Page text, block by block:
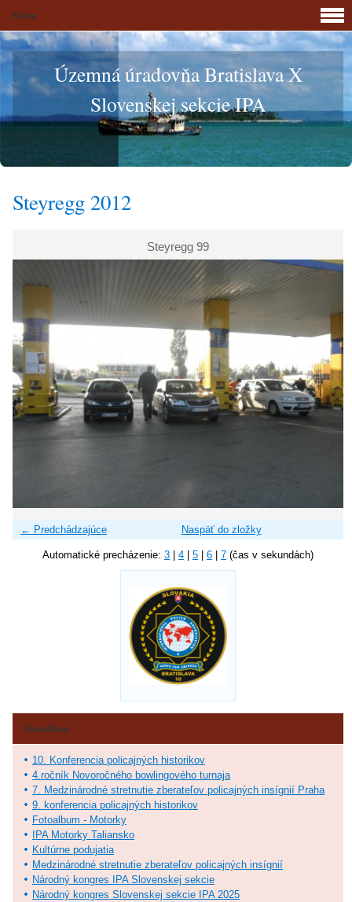
Územná úradovňa Bratislava X
Slovenskej sekcie IPA
Steyregg 2012
Steyregg 99
← Predchádzajúce Naspäť do zložky
Automatické precházenie: 3 4 5 6 7 (čas v sekundách)
Menu
Fotoalbum
10. Konferencia policajných historikov
4.ročník Novoročného bowlingového turnaja
7. Medzinárodné stretnutie zberateľov policajných insígnií Praha
9. konferencia policajných historikov
Fotoalbum - Motorky
IPA Motorky Taliansko
Kultúrne podujatia
Medzinárodné stretnutie zberateľov policajných insígnií
Národný kongres IPA Slovenskej sekcie
Národný kongres Slovenskej sekcie IPA 2025